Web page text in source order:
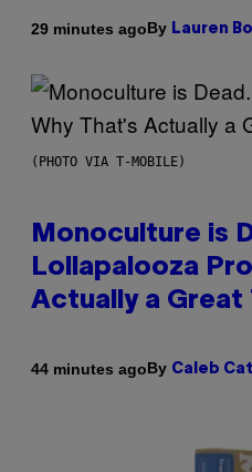
29 minutes agoBy Lauren
(PHOTO VIA T-MOBILE)
Monoculture is
Lollapalooza
Actually a Great
44 minutes agoBy Caleb